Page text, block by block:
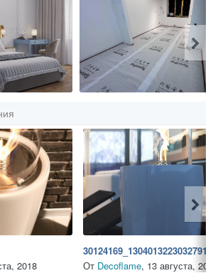
2018 От Decoflame, 13 августа,